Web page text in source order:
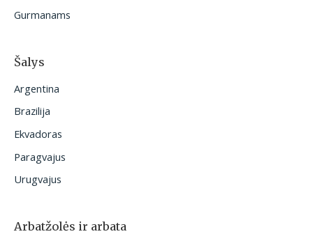
Gurmanams
Šalys
Argentina
Brazilija
Ekvadoras
Paragvajus
Urugvajus
Arbatžolės ir arbata